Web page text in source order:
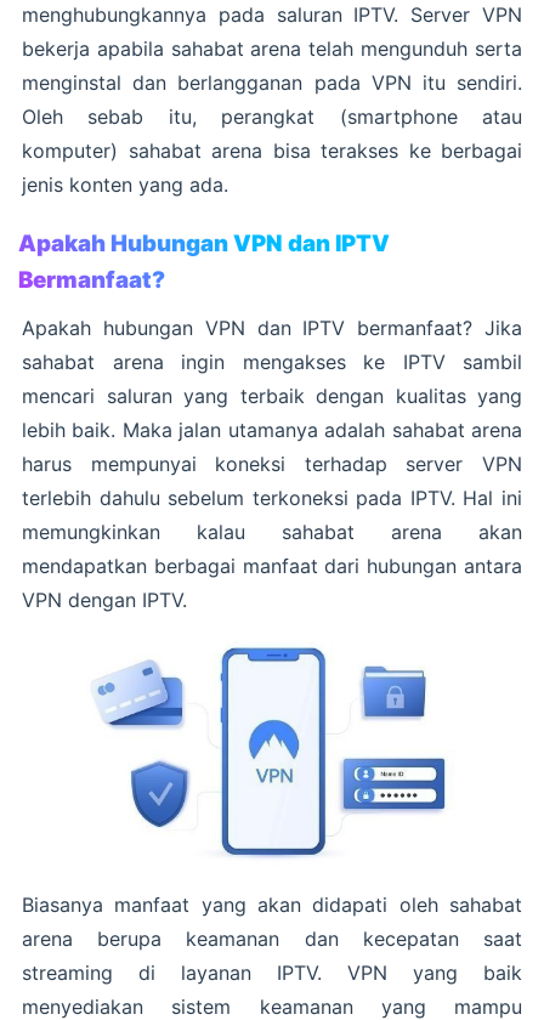
menghubungkannya pada saluran IPTV. Server VPN
bekerja apabila sahabat arena telah mengunduh serta
menginstal dan berlangganan pada VPN itu sendiri.
Oleh sebab itu, perangkat (smartphone atau
komputer) sahabat arena bisa terakses ke berbagai
jenis konten yang ada.
Apakah Hubungan VPN dan IPTV
Bermanfaat?
Apakah hubungan VPN dan IPTV bermanfaat? Jika
sahabat arena ingin mengakses ke IPTV sambil
mencari saluran yang terbaik dengan kualitas yang
lebih baik. Maka jalan utamanya adalah sahabat arena
harus mempunyai koneksi terhadap server VPN
terlebih dahulu sebelum terkoneksi pada IPTV. Hal ini
memungkinkan kalau sahabat arena akan
mendapatkan berbagai manfaat dari hubungan antara
VPN dengan IPTV.
Biasanya manfaat yang akan didapati oleh sahabat
arena berupa keamanan dan kecepatan saat
streaming di layanan IPTV. VPN yang baik
menyediakan sistem keamanan yang mampu